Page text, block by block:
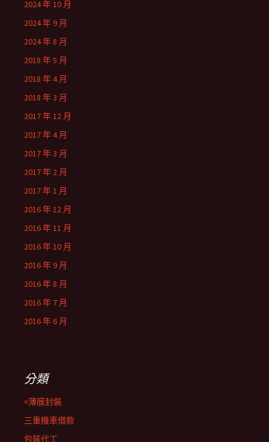
2024 年 10 月
2024 年 9 月
2024 年 8 月
2018 年 5 月
2018 年 4 月
2018 年 3 月
2017 年 12 月
2017 年 4 月
2017 年 3 月
2017 年 2 月
2017 年 1 月
2016 年 12 月
2016 年 11 月
2016 年 10 月
2016 年 9 月
2016 年 8 月
2016 年 7 月
2016 年 6 月
分類
×薄膜封裝
三重機車借款
包裝代工